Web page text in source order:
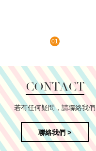
01
CONTACT
若有任何疑問，請聯絡我們
聯絡我們 >